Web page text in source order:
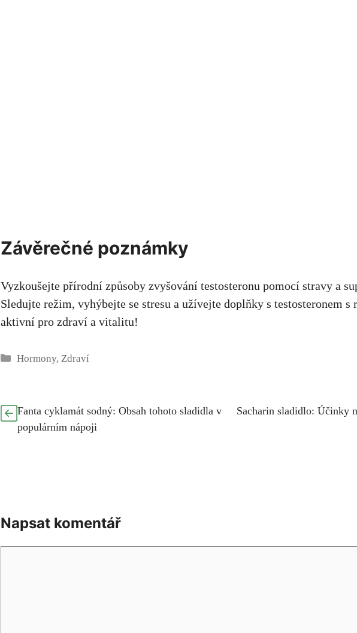
Závěrečné poznámky
Vyzkoušejte přírodní způsoby zvyšování testosteronu pomocí stravy a
Sledujte režim, vyhýbejte se stresu a užívejte doplňky s testosteronem s
aktivní pro zdraví a vitalitu!
Rubriky
Hormony,Zdraví
Fanta cyklamát sodný: Obsah tohoto sladidla v
populárním nápoji
Sacharin sladidlo: Účinky
Napsat komentář